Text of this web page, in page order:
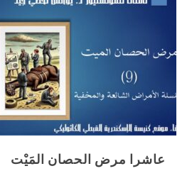
عاشرا مرض الحصان المَيْت